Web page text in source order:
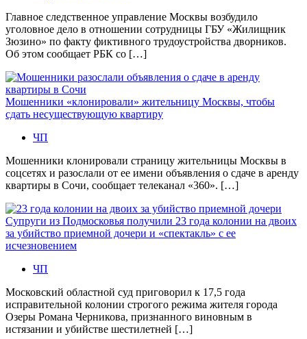
Главное следственное управление Москвы возбудило
уголовное дело в отношении сотрудницы ГБУ «Жилищник
Зюзино» по факту фиктивного трудоустройства дворников.
Об этом сообщает РБК со […]
Мошенники «клонировали» жительницу Москвы, чтобы
сдать несуществующую квартиру
ЧП
Мошенники клонировали страницу жительницы Москвы в
соцсетях и разослали от ее имени объявления о сдаче в аренду
квартиры в Сочи, сообщает телеканал «360». […]
Супруги из Подмосковья получили 23 года колонии на двоих
за убийство приемной дочери и «спектакль» с ее
исчезновением
ЧП
Московский областной суд приговорил к 17,5 года
исправительной колонии строгого режима жителя города
Озеры Романа Черникова, признанного виновным в
истязании и убийстве шестилетней […]